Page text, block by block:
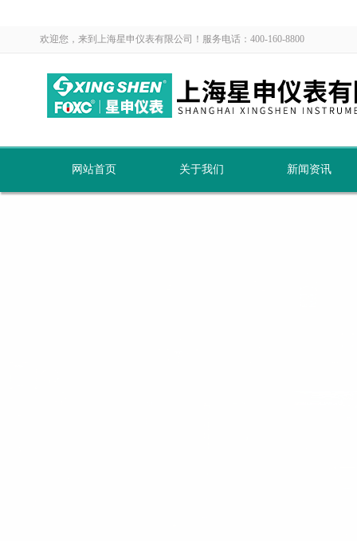
欢迎您，来到上海星申仪表有限公司！服务电话：400-160-8800
网站首页 关于我们 新闻资讯